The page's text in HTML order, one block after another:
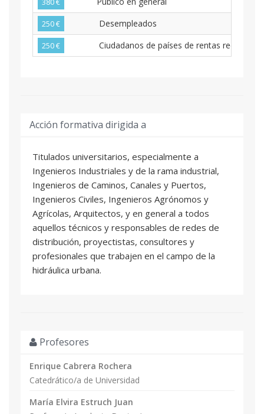
250 € Desempleados
250 € Ciudadanos de países de rentas reducidas
Acción formativa dirigida a
Titulados universitarios, especialmente a
Ingenieros Industriales y de la rama industrial,
Ingenieros de Caminos, Canales y Puertos,
Ingenieros Civiles, Ingenieros Agrónomos y
Agrícolas, Arquitectos, y en general a todos
aquellos técnicos y responsables de redes de
distribución, proyectistas, consultores y
profesionales que trabajen en el campo de la
hidráulica urbana.
Profesores
Enrique Cabrera Rochera
Catedrático/a de Universidad
María Elvira Estruch Juan